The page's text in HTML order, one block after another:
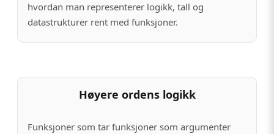
hvordan man representerer logikk, tall og
datastrukturer rent med funksjoner.
Høyere ordens logikk
Funksjoner som tar funksjoner som argumenter